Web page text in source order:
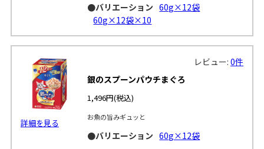
●バリエーション 60g×12袋
60g×12袋×10
詳細を見る
レビュー:0件
銀のスプーンパウチまぐろ
1,496円(税込)
お魚の旨みギュッと
●バリエーション 60g×12袋